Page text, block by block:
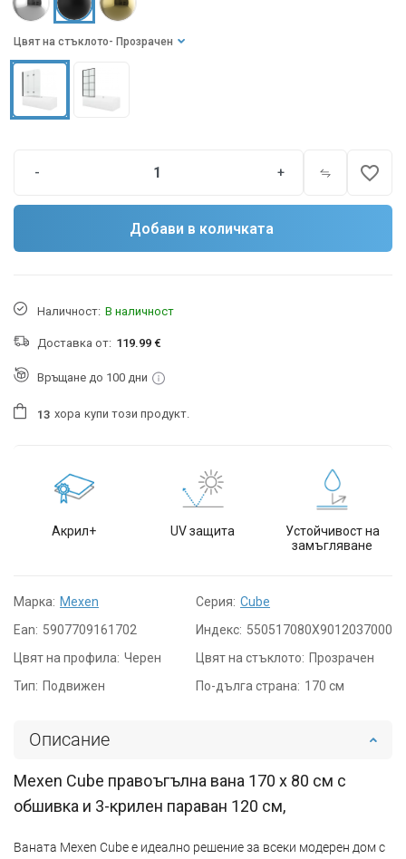
Цвят на стъклото - Прозрачен
- + favorite_border
Добави в количката
Наличност: В наличност
Доставка от: 119.99 €
Връщане до 100 дни
13 хора купи този продукт.
Акрил+ UV защита
Устойчивост на
замъгляване
Марка: Mexen Серия: Cube
Ean: 5907709161702 Индекс: 550517080X9012037000
Цвят на профила: Черен Цвят на стъклото: Прозрачен
Тип: Подвижен По-дълга страна: 170 см
Описание
Mexen Cube правоъгълна вана 170 x 80 см с
обшивка и 3-крилен параван 120 см,
Ваната Mexen Cube е идеално решение за всеки модерен дом с